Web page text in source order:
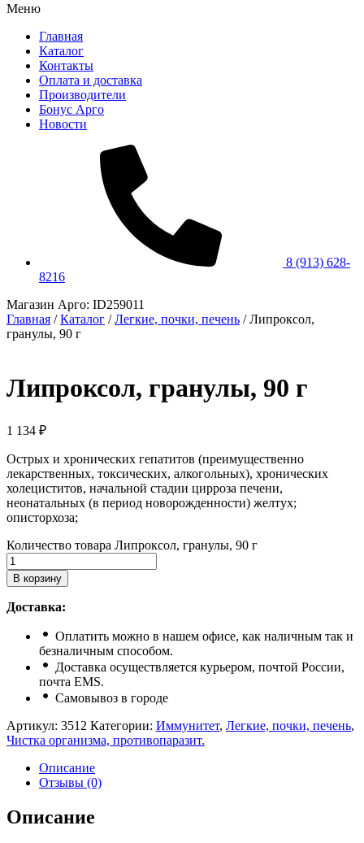
Меню
Главная
Каталог
Контакты
Оплата и доставка
Производители
Бонус Арго
Новости
8 (913) 628-
8216
Магазин Арго: ID259011
Главная / Каталог / Легкие, почки, печень / Липроксол,
гранулы, 90 г
Липроксол, гранулы, 90 г
1 134 ₽
Острых и хронических гепатитов (преимущественно
лекарственных, токсических, алкогольных), хронических
холециститов, начальной стадии цирроза печени,
неонатальных (в период новорожденности) желтух;
описторхоза;
Количество товара Липроксол, гранулы, 90 г
В корзину
Доставка:
Оплатить можно в нашем офисе, как наличным так и
безналичным способом.
Доставка осуществляется курьером, почтой России,
почта ЕМS.
Самовывоз в городе
Артикул: 3512 Категории: Иммунитет, Легкие, почки, печень,
Чистка организма, противопаразит.
Описание
Отзывы (0)
Описание